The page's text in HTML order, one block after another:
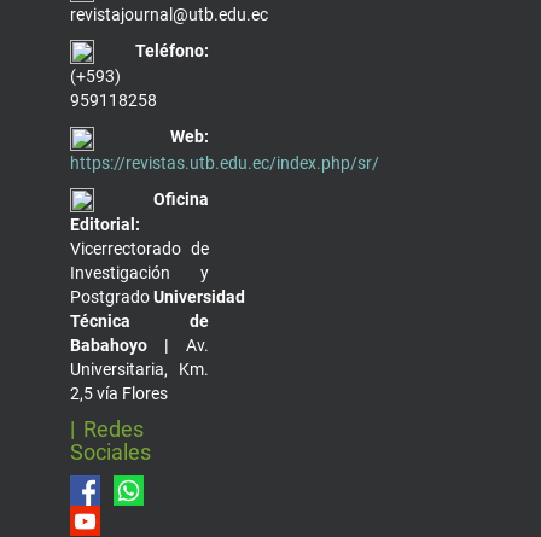
revistajournal@utb.edu.ec
Teléfono:
(+593)
959118258
Web:
https://revistas.utb.edu.ec/index.php/sr/
Oficina
Editorial:
Vicerrectorado de
Investigación y
PostgradoUniversidad
Técnica de
Babahoyo | Av.
Universitaria, Km.
2,5 vía Flores
| Redes
Sociales